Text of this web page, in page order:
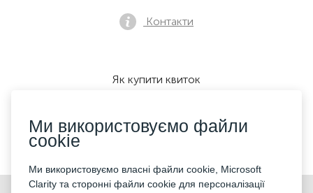
Контакти
Як купити квиток
Ми приймаємо:
Ми використовуємо файли
cookie
Ми використовуємо власні файли cookie, Microsoft
Clarity та сторонні файли cookie для персоналізації